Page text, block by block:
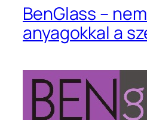
BenGlass –
anyagokkal a